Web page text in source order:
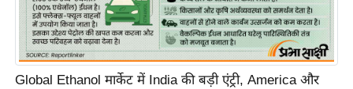
Global Ethanol मार्केट में India की बड़ी एंट्री, America और